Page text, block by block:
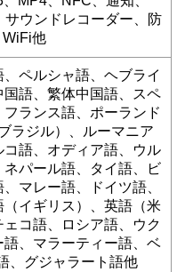
ウンドレコーダー、防
WiFi他
ペルシャ語、ヘブライ
語、繁体中国語、スペ
ランス語、ポーランド
ラジル）、ルーマニア
語、オディア語、ウル
ネパール語、タイ語、ビ
マレー語、ドイツ語、
イギリス）、英語（米
コ語、ロシア語、ウク
、マラーティー語、ベ
、グジャラート語他